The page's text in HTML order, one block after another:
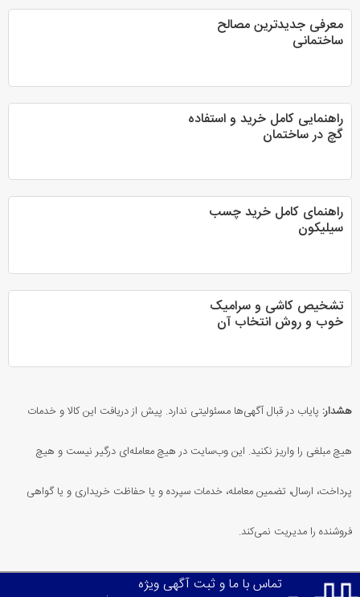
معرفی جدیدترین مصالح
ساختمانی
راهنمایی کامل خرید و استفاده
گچ در ساختمان
راهنمای کامل خرید چسب
سیلیکون
تشخیص کاشی و سرامیک
خوب و روش انتخاب آن
هشدار: پایاب در قبال آگهی‌ها مسئولیتی ندارد. پیش از دریافت این کالا و خدمات
هیچ مبلغی را واریز نکنید. این وب‌سایت در هیچ معامله‌ای درگیر نیست و هیچ
پرداخت، ارسال، تضمین معامله، خدمات سپرده و یا حفاظت خریداری و یا گواهی
فروشنده را مدیریت نمی‌کند.
تماس با ما و ثبت آگهی ویژه